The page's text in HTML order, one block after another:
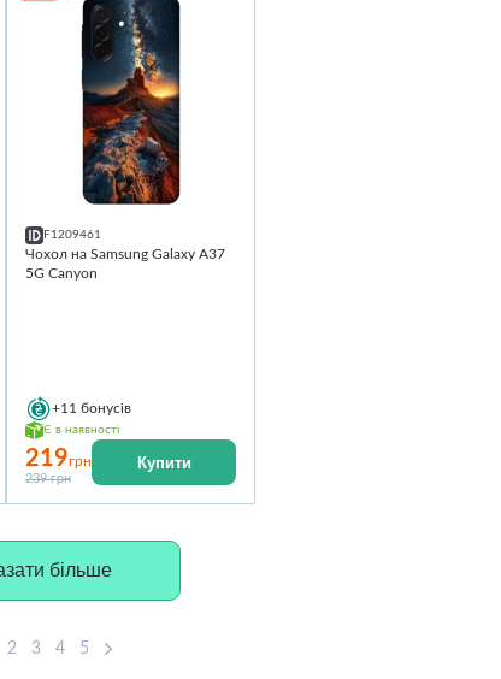
F1209461
Чохол на Samsung Galaxy A37
5G Canyon
+11 бонусів
Є в наявності
219грн
239 грн
Купити
більше
2 3 4 5